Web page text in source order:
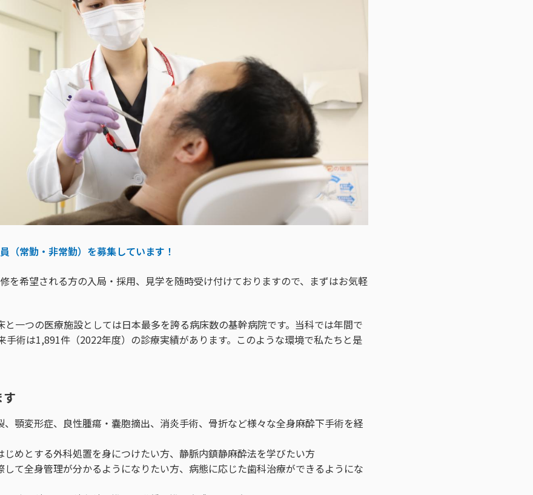
（常勤・非常勤）を募集しています！
を希望される方の入局・採用、見学を随時受け付けておりますので、まずはお気軽
一つの医療施設としては日本最多を誇る病床数の基幹病院です。当科では年間で
手術は1,891件（2022年度）の診療実績があります。このような環境で私たちと是
す
顎変形症、良性腫瘍・嚢胞摘出、消炎手術、骨折など様々な全身麻酔下手術を経
じめとする外科処置を身につけたい方、静脈内鎮静麻酔法を学びたい方
して全身管理が分かるようになりたい方、病態に応じた歯科治療ができるようにな